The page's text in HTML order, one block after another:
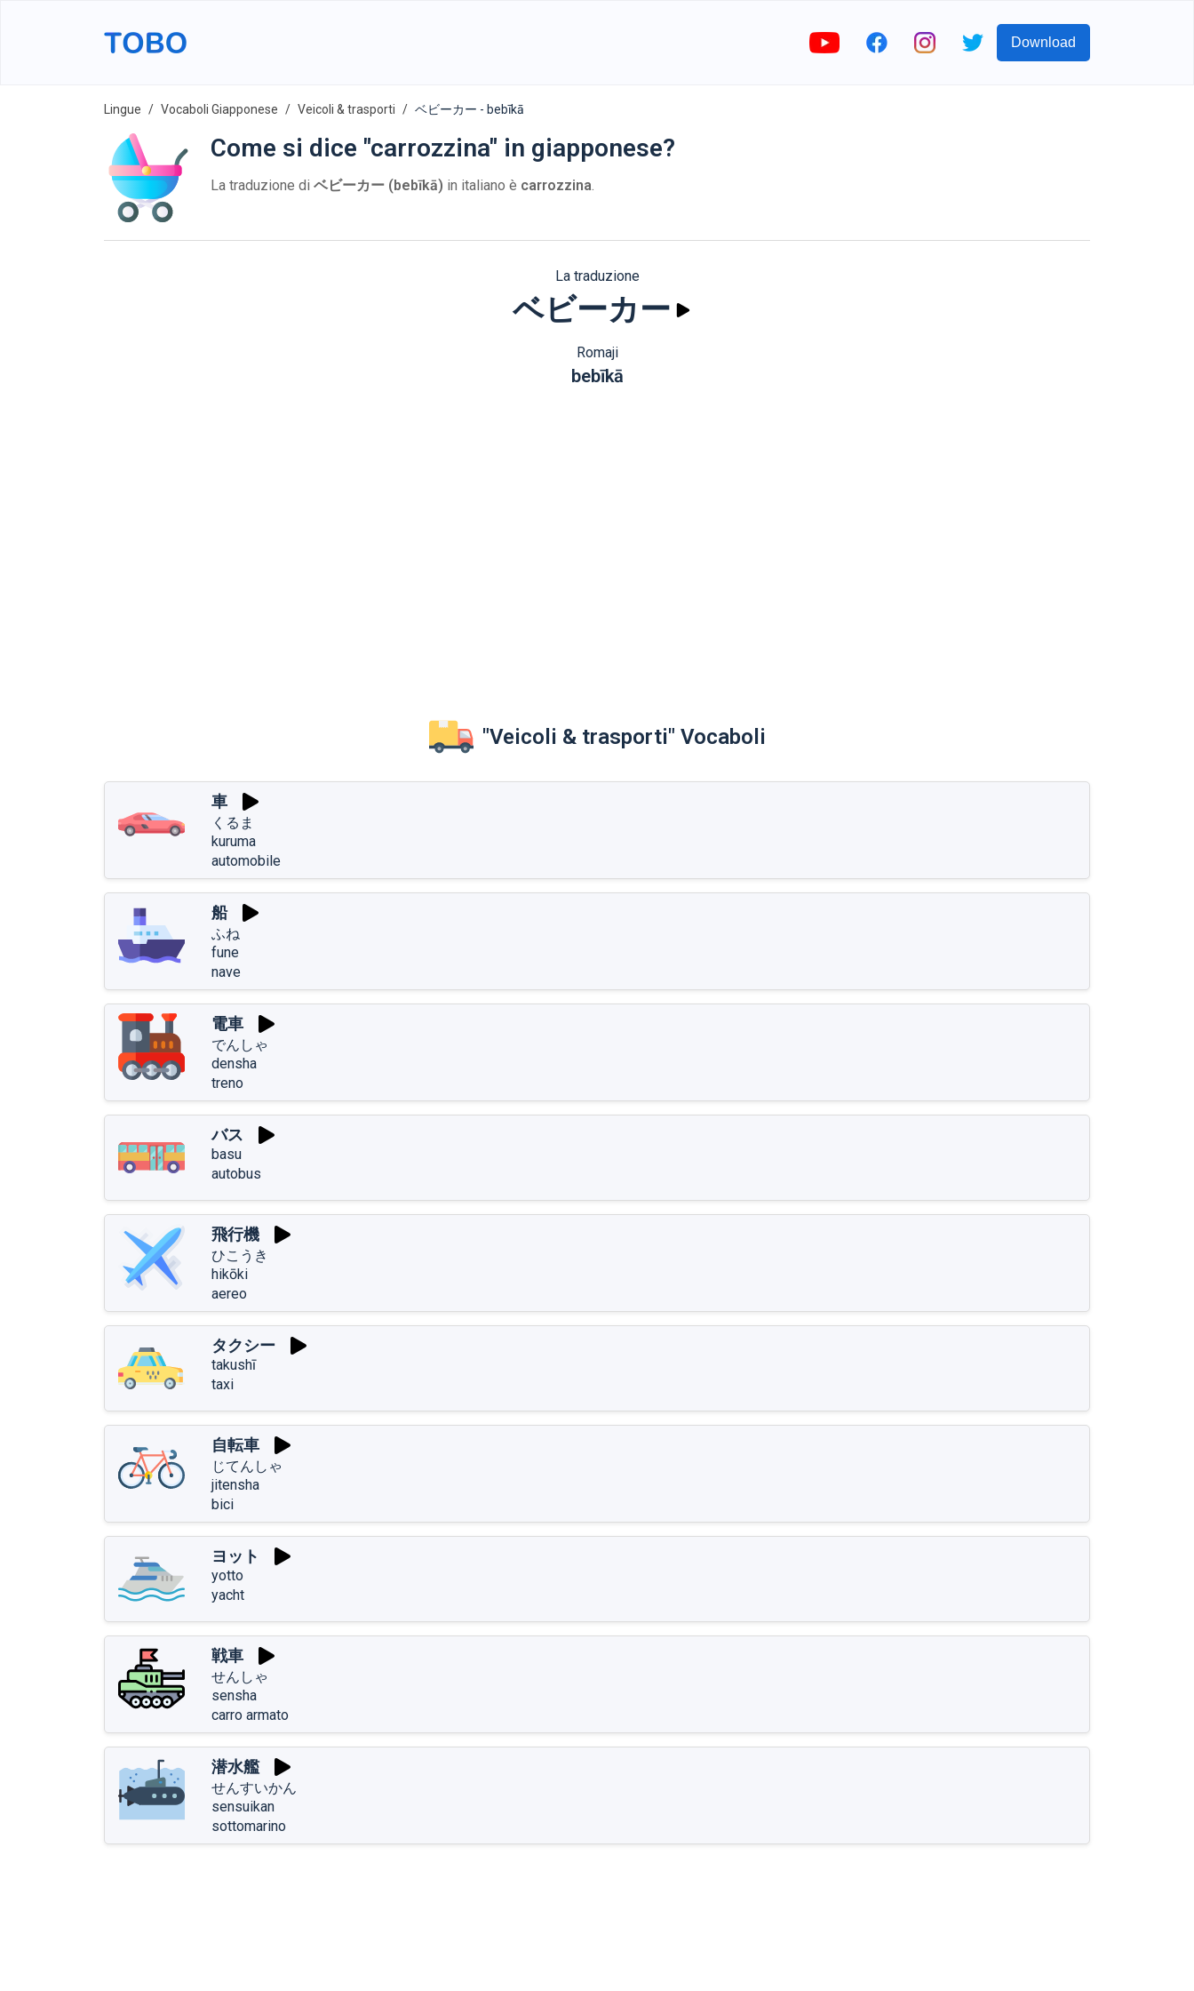
Download
Lingue Vocaboli Giapponese Veicoli & trasporti ベビーカー - bebīkā
Come si dice "carrozzina" in giapponese?
La traduzione di ベビーカー (bebīkā) in italiano è carrozzina.
La traduzione
ベビーカー
Romaji
bebīkā
"Veicoli & trasporti" Vocaboli
車
くるま
kuruma
automobile
船
ふね
fune
nave
電車
でんしゃ
densha
treno
バス
basu
autobus
飛行機
ひこうき
hikōki
aereo
タクシー
takushī
taxi
自転車
じてんしゃ
jitensha
bici
ヨット
yotto
yacht
戦車
せんしゃ
sensha
carro armato
潜水艦
せんすいかん
sensuikan
sottomarino